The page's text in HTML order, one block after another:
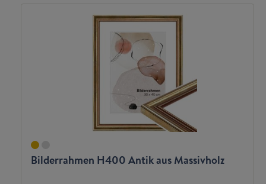
Bilderrahmen H400 Antik aus Massivholz